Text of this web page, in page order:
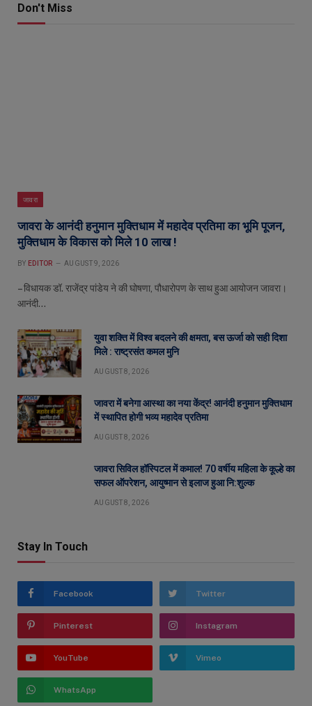
Don't Miss
जावरा
जावरा के आनंदी हनुमान मुक्तिधाम में महादेव प्रतिमा का भूमि पूजन,
मुक्तिधाम के विकास को मिले 10 लाख !
BY EDITOR AUGUST 9, 2026
– विधायक डॉ. राजेंद्र पांडेय ने की घोषणा, पौधारोपण के साथ हुआ आयोजन जावरा।
आनंदी…
युवा शक्ति में विश्व बदलने की क्षमता, बस ऊर्जा को सही दिशा
मिले : राष्ट्रसंत कमल मुनि
AUGUST 8, 2026
जावरा में बनेगा आस्था का नया केंद्र! आनंदी हनुमान मुक्तिधाम
में स्थापित होगी भव्य महादेव प्रतिमा
AUGUST 8, 2026
जावरा सिविल हॉस्पिटल में कमाल! 70 वर्षीय महिला के कूल्हे का
सफल ऑपरेशन, आयुष्मान से इलाज हुआ नि:शुल्क
AUGUST 8, 2026
Stay In Touch
Facebook Twitter
Pinterest Instagram
YouTube Vimeo
WhatsApp